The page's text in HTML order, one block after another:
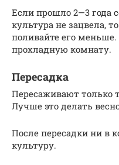
Если прошло 2—3 года
культура не зацвела,
поливайте его
прохладную комнату.
Пересадка
Пересаживают только
Лучше это делать
После пересадки ни в
культуру.